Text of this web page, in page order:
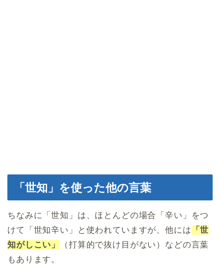
「世知」を使った他の言葉
ちなみに「世知」は、ほとんどの場合「辛い」をつ
けて「世知辛い」と使われていますが、他には 「世
知がしこい」
（打算的で抜け目がない）などの言葉
もあります。